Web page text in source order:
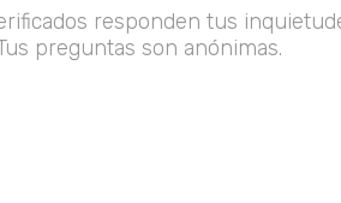
responden tus
preguntas son anónimas.